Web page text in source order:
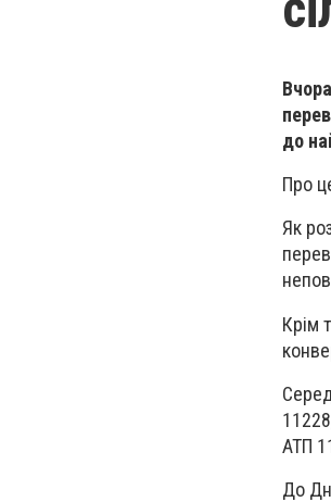
до
Про
Як
Крім
АТП
До